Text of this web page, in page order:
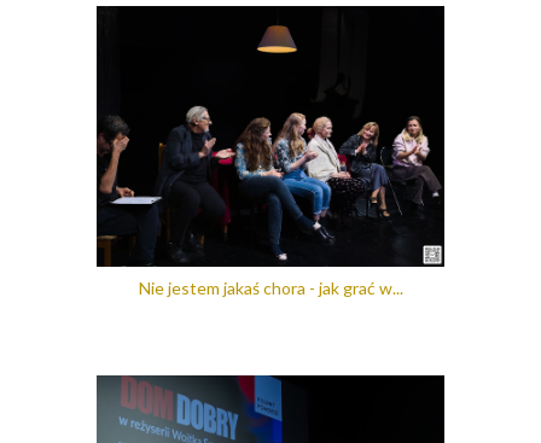
Nie jestem jakaś chora - jak grać w...